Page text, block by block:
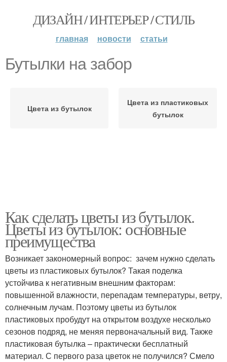
ДИЗАЙН / ИНТЕРЬЕР / СТИЛЬ
главная новости статьи
Бутылки на забор
Цвета из бутылок
Цвета из пластиковых
бутылок
Как сделать цветы из бутылок.
Цветы из бутылок: основные
преимущества
Возникает закономерный вопрос: зачем нужно сделать
цветы из пластиковых бутылок? Такая поделка
устойчива к негативным внешним факторам:
повышенной влажности, перепадам температуры, ветру,
солнечным лучам. Поэтому цветы из бутылок
пластиковых пробудут на открытом воздухе несколько
сезонов подряд, не меняя первоначальный вид. Также
пластиковая бутылка – практически бесплатный
материал. С первого раза цветок не получился? Смело